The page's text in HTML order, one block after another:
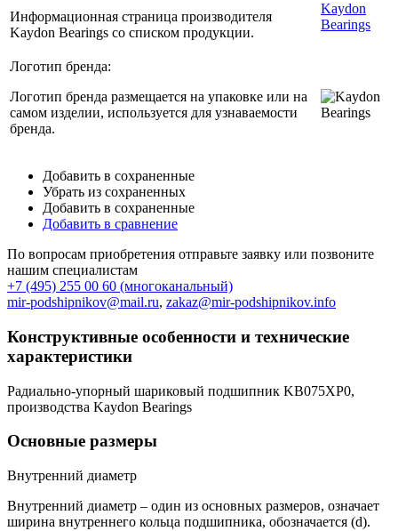
Информационная страница производителя
Kaydon Bearings со списком продукции.
Kaydon
Bearings
Логотип бренда:
Логотип бренда размещается на упаковке или на
самом изделии, используется для узнаваемости
бренда.
Добавить в сохраненные
Убрать из сохраненных
Добавить в сохраненные
Добавить в сравнение
По вопросам приобретения отправьте заявку или позвоните
нашим специалистам
+7 (495) 255 00 60 (многоканальный)
mir-podshipnikov@mail.ru, zakaz@mir-podshipnikov.info
Конструктивные особенности и технические
характеристики
Радиально-упорный шариковый подшипник KB075XP0,
производства Kaydon Bearings
Основные размеры
Внутренний диаметр
Внутренний диаметр – один из основных размеров, означает
ширина внутреннего кольца подшипника, обозначается (d).